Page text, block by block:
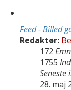
Feed - Billed
Redaktør:
172
1755
28. maj